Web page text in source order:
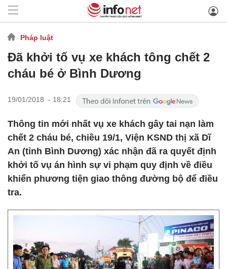
Pháp luật
Đã khởi tố vụ xe khách tông chết 2
cháu bé ở Bình Dương
19/01/2018 - 18:21
Thông tin mới nhất vụ xe khách gây tai nạn làm
chết 2 cháu bé, chiều 19/1, Viện KSND thị xã Dĩ
An (tỉnh Bình Dương) xác nhận đã ra quyết định
khởi tố vụ án hình sự vi phạm quy định về điều
khiển phương tiện giao thông đường bộ để điều
tra.